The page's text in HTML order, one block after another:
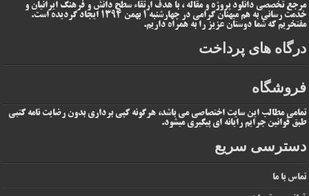
مرجع تخصصی دانلود پروژه و مقاله ، با هدف ارتقاء سطح دانش و فرهنگ ایرانیان و
خدمت رسانی به هم میهنان گرامی در چهارشنبه 1 بهمن 1394 ایجاد گردیده است.
مفتخریم که شما دوستان عزیز را به همراه داریم.
درگاه های پرداخت
فروشگاه
تمامی مطالب این سایت اختصاصی می باشد، هرگونه کپی برداری بدون رضایت نامه کتبی
طبق قوانین جرایم رایانه ای پیگیری میشود.
دسترسی سریع
تماس با ما